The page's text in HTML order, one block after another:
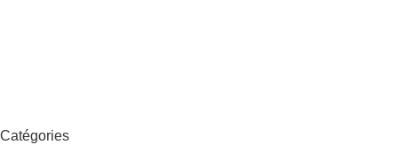
Catégories